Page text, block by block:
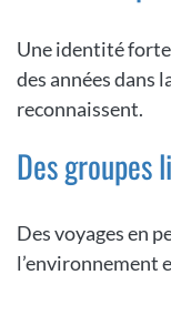
Une identité
des années dans
reconnaissent.
Des
Des voyages en
l’environnement